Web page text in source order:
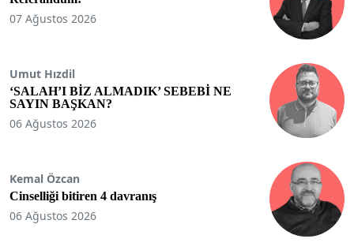
07 Ağustos 2026
Umut Hızdil
‘SALAH’I BİZ ALMADIK’ SEBEBİ NE
SAYIN BAŞKAN?
06 Ağustos 2026
Kemal Özcan
Cinselliği bitiren 4 davranış
06 Ağustos 2026